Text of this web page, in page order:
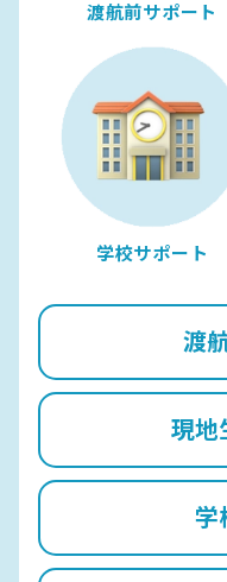
渡航前サポート
学校サポート
渡
現地
学